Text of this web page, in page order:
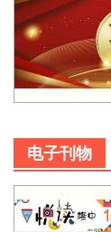
电子刊物